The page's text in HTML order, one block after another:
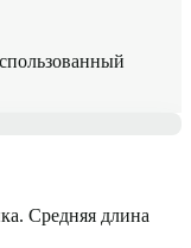
Средняя длина